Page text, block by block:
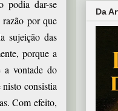
podia dar-se
por que
sujeição das
porque a
a vontade do
consistia
Com efeito,
Da